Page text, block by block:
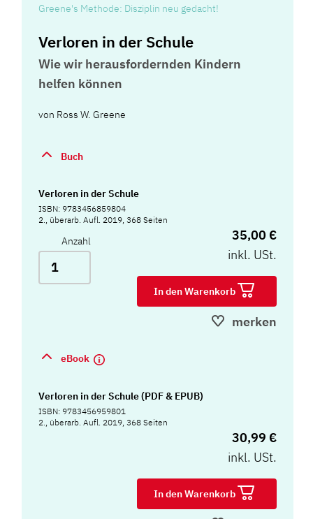
Greene's Methode: Disziplin neu gedacht!
Verloren in der Schule
Wie wir herausfordernden Kindern
helfen können
von Ross W. Greene
Buch
Verloren in der Schule
ISBN: 9783456859804
2., überarb. Aufl. 2019, 368 Seiten
Anzahl
35,00 €
inkl. USt.
In den Warenkorb
merken
eBook
Verloren in der Schule (PDF & EPUB)
ISBN: 9783456959801
2., überarb. Aufl. 2019, 368 Seiten
30,99 €
inkl. USt.
In den Warenkorb